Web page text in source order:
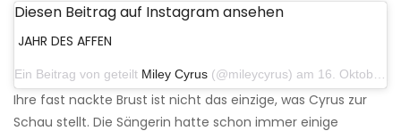
Diesen Beitrag auf Instagram ansehen
JAHR DES AFFEN
Ein Beitrag von geteilt Miley Cyrus (@mileycyrus) am 16. Oktober 2019 um 19:04 Uhr PDT
Ihre fast nackte Brust ist nicht das einzige, was Cyrus zur
Schau stellt. Die Sängerin hatte schon immer einige